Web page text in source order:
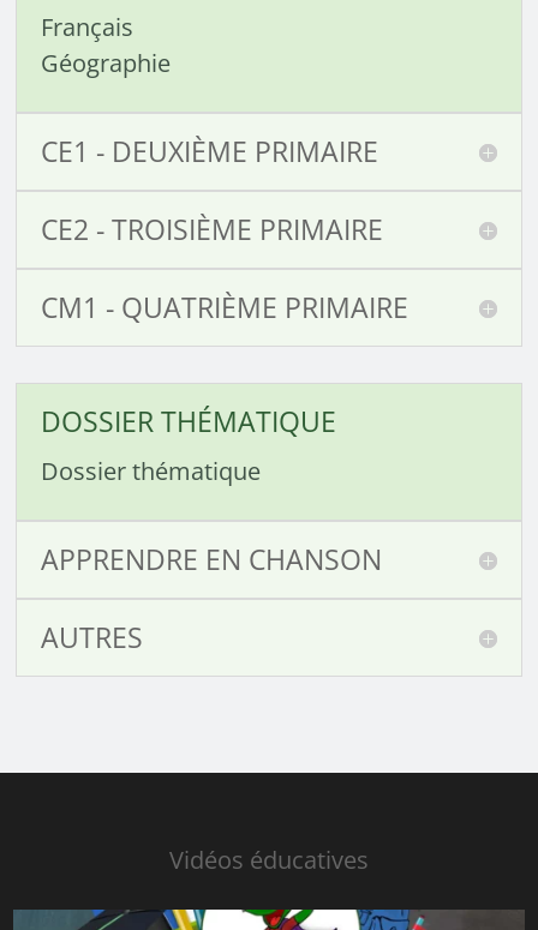
Français
Géographie
CE1 - DEUXIÈME PRIMAIRE
CE2 - TROISIÈME PRIMAIRE
CM1 - QUATRIÈME PRIMAIRE
DOSSIER THÉMATIQUE
Dossier thématique
APPRENDRE EN CHANSON
AUTRES
Vidéos éducatives